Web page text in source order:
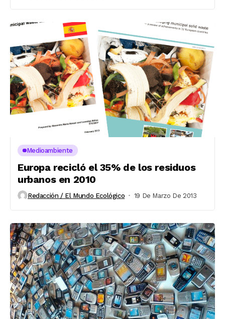
Medioambiente
Europa recicló el 35% de los residuos
urbanos en 2010
Redacción / El Mundo Ecológico 19 De Marzo De 2013